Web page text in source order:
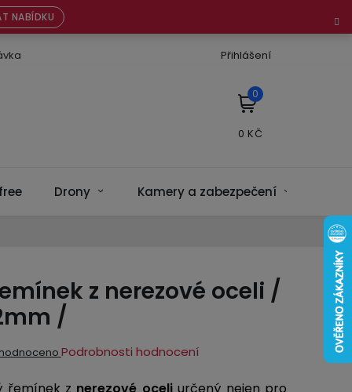
NABÍDKU
Přihlášení
NÁKUPNÍ
KOŠÍK
Drony Kamery a zabezpečení
z nerezové oceli /
/
Podrobnosti hodnocení
řemínek z nerezové oceliurčený nejen pro